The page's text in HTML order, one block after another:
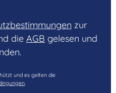
zur
die AGB gelesen und
und es gelten die
.